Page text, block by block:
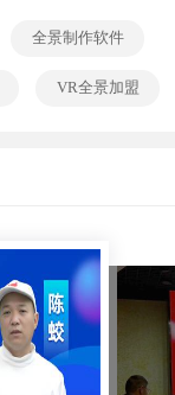
全景制作软件
VR全景加盟